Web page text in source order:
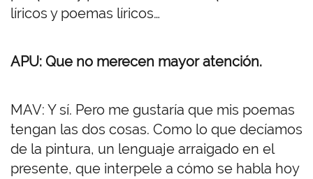
líricos y poemas líricos…
APU: Que no merecen mayor atención.
MAV: Y sí. Pero me gustaría que mis poemas
tengan las dos cosas. Como lo que decíamos
de la pintura, un lenguaje arraigado en el
presente, que interpele a cómo se habla hoy